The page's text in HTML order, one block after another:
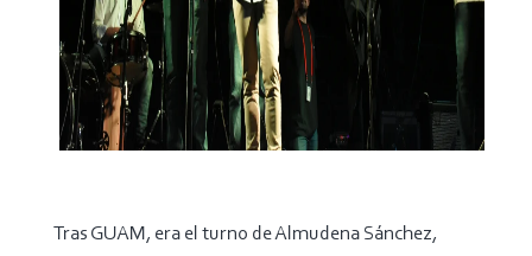
Tras GUAM, era el turno de Almudena Sánchez,